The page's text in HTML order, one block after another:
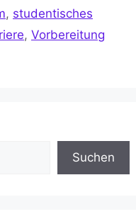
, studentisches
, Vorbereitung
Suchen